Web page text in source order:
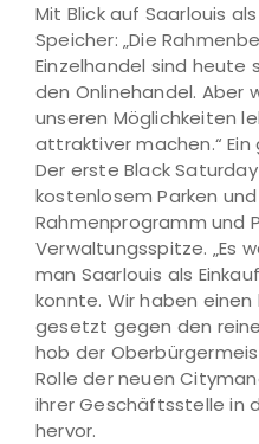
Mit Blick auf Saarlouis
Speicher: „Die
Einzelhandel sind heute
den Onlinehandel. Aber
unseren Möglichkeiten
attraktiver machen.“
Der erste Black
kostenlosem Parken
Rahmenprogramm und
Verwaltungsspitze. „Es
man Saarlouis als
konnte. Wir haben
gesetzt gegen den
hob der
Rolle der neuen
ihrer Geschäftsstelle in
hervor.